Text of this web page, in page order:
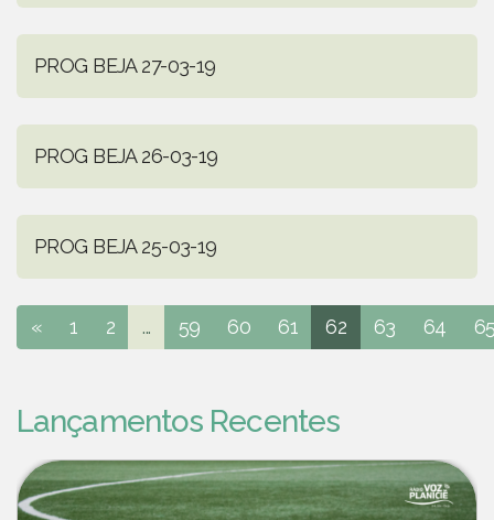
PROG BEJA 27-03-19
PROG BEJA 26-03-19
PROG BEJA 25-03-19
« 1 2 ... 59 60 61 62 63 64
Lançamentos Recentes